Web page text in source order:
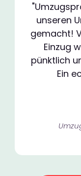
unseren
gemacht!
Einzug
pünktlich
Ein